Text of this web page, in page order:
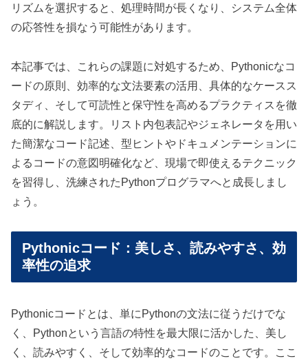
リズムを選択すると、処理時間が長くなり、システム全体
の応答性を損なう可能性があります。
本記事では、これらの課題に対処するため、Pythonicなコ
ードの原則、効率的な文法要素の活用、具体的なケースス
タディ、そして可読性と保守性を高めるプラクティスを徹
底的に解説します。リスト内包表記やジェネレータを用い
た簡潔なコード記述、型ヒントやドキュメンテーションに
よるコードの意図明確化など、現場で即使えるテクニック
を習得し、洗練されたPythonプログラマへと成長しまし
ょう。
Pythonicコード：美しさ、読みやすさ、効
率性の追求
Pythonicコードとは、単にPythonの文法に従うだけでな
く、Pythonという言語の特性を最大限に活かした、美し
く、読みやすく、そして効率的なコードのことです。ここ